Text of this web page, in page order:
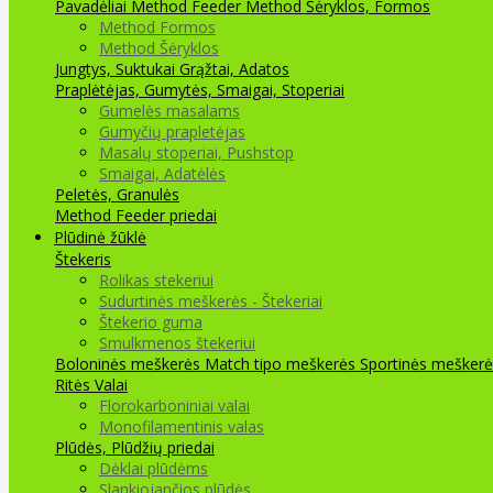
Pavadėliai Method Feeder Method Šėryklos, Formos
Method Formos
Method Šėryklos
Jungtys, Suktukai Grąžtai, Adatos
Praplėtėjas, Gumytės, Smaigai, Stoperiai
Gumelės masalams
Gumyčių prapletėjas
Masalų stoperiai, Pushstop
Smaigai, Adatėlės
Peletės, Granulės
Method Feeder priedai
Plūdinė žūklė
Štekeris
Rolikas stekeriui
Sudurtinės meškerės - Štekeriai
Štekerio guma
Smulkmenos štekeriui
Boloninės meškerės Match tipo meškerės Sportinės
Ritės Valai
Florokarboniniai valai
Monofilamentinis valas
Plūdės, Plūdžių priedai
Dėklai plūdėms
Slankiojančios plūdės